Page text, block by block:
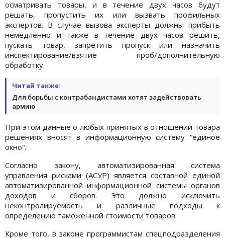
осматривать товары, и в течение двух часов будут
решать, пропустить их или вызвать профильных
экспертов. В случае вызова эксперты должны прибыть
немедленно и также в течение двух часов решить,
пускать товар, запретить пропуск или назначить
инспектирование/взятие проб/дополнительную
обработку.
Читай также:
Для борьбы с контрабандистами хотят задействовать
армию
При этом данные о любых принятых в отношении товара
решениях вносят в информационную систему “единое
окно“.
Согласно закону, автоматизированная система
управления рисками (АСУР) является составной единой
автоматизированной информационной системы органов
доходов и сборов. Это должно исключить
неконтролируемость и различные подходы к
определению таможенной стоимости товаров.
Кроме того, в законе программистам спецподразделения